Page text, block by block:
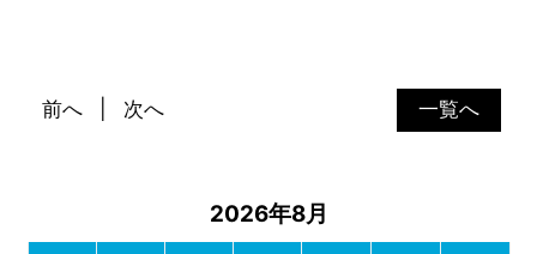
一覧へ
前へ 次へ
2026年8月